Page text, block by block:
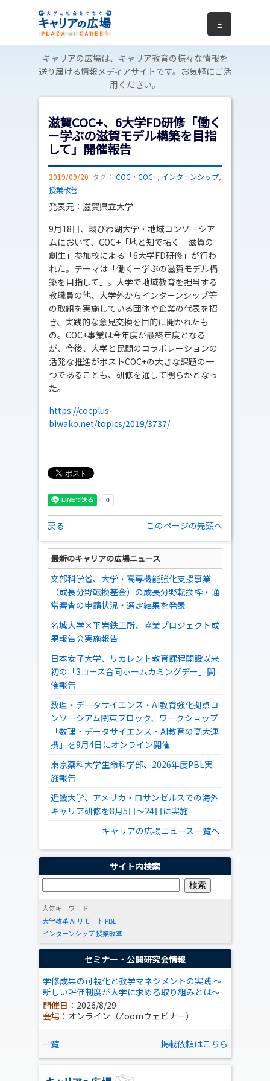
Ξ
キャリアの広場は、キャリア教育の様々な情報を
送り届ける情報メディアサイトです。お気軽にご活
用ください。
滋賀COC+、6大学FD研修「働く
－学ぶの滋賀モデル構築を目指
して」開催報告
2019/09/20 タグ： COC・COC+, インターンシップ,
授業改善
発表元：滋賀県立大学
9月18日、環びわ湖大学・地域コンソーシア
ムにおいて、COC+「地と知で拓く 滋賀の
創生」参加校による「6大学FD研修」が行わ
れた。テーマは「働く－学ぶの滋賀モデル構
築を目指して」。大学で地域教育を担当する
教職員の他、大学外からインターンシップ等
の取組を実施している団体や企業の代表を招
き、実践的な意見交換を目的に開かれたも
の。COC+事業は今年度が最終年度となる
が、今後、大学と民間のコラボレーションの
活発な推進がポストCOC+の大きな課題の一
つであることも、研修を通して明らかとなっ
た。
https://cocplus-
biwako.net/topics/2019/3737/
戻る このページの先頭へ
最新のキャリアの広場ニュース
文部科学省、大学・高専機能強化支援事業
（成長分野転換基金）の成長分野転換枠・通
常審査の申請状況・選定結果を発表
名城大学×平岩鉄工所、協業プロジェクト成
果報告会実施報告
日本女子大学、リカレント教育課程開設以来
初の「3コース合同ホームカミングデー」開
催報告
数理・データサイエンス・AI教育強化拠点コ
ンソーシアム関東ブロック、ワークショップ
「数理・データサイエンス・AI教育の高大連
携」を9月4日にオンライン開催
東京薬科大学生命科学部、2026年度PBL実
施報告
近畿大学、アメリカ・ロサンゼルスでの海外
キャリア研修を8月5日～24日に実施
キャリアの広場ニュース一覧へ
サイト内検索
人気キーワード
大学改革AI リモート PBL
インターンシップ授業改革
セミナー・公開研究会情報
学修成果の可視化と教学マネジメントの実践 ～
新しい評価制度が大学に求める取り組みとは～
開催日： 2026/8/29
会場： オンライン（Zoomウェビナー）
一覧 掲載依頼はこちら